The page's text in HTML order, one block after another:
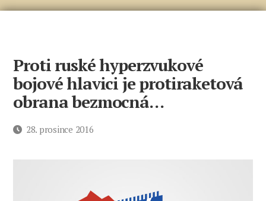
republika
Proti ruské hyperzvukové
bojové hlavici je protiraketová
obrana bezmocná…
Datum28. prosince 2016